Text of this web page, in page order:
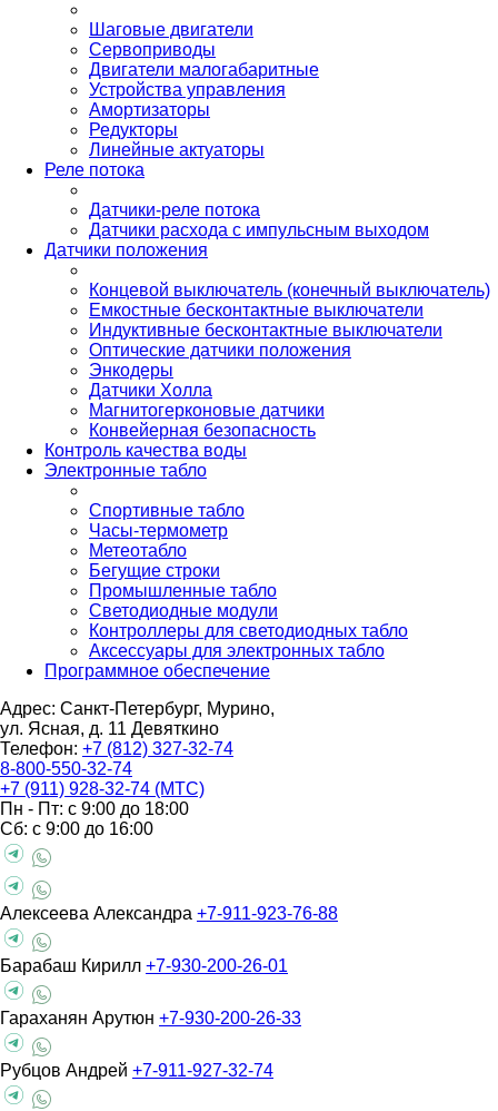
Шаговые двигатели
Сервоприводы
Двигатели малогабаритные
Устройства управления
Амортизаторы
Редукторы
Линейные актуаторы
Реле потока
Датчики-реле потока
Датчики расхода с импульсным выходом
Датчики положения
Концевой выключатель (конечный выключатель)
Емкостные бесконтактные выключатели
Индуктивные бесконтактные выключатели
Оптические датчики положения
Энкодеры
Датчики Холла
Магнитогерконовые датчики
Конвейерная безопасность
Контроль качества воды
Электронные табло
Спортивные табло
Часы-термометр
Метеотабло
Бегущие строки
Промышленные табло
Светодиодные модули
Контроллеры для светодиодных табло
Аксессуары для электронных табло
Программное обеспечение
Адрес: Санкт-Петербург, Мурино,
ул. Ясная, д. 11 Девяткино
Телефон: +7 (812) 327-32-74
8-800-550-32-74
+7 (911) 928-32-74 (МТС)
Пн - Пт: с 9:00 до 18:00
Сб: с 9:00 до 16:00
Алексеева Александра +7-911-923-76-88
Барабаш Кирилл +7-930-200-26-01
Гараханян Арутюн +7-930-200-26-33
Рубцов Андрей +7-911-927-32-74